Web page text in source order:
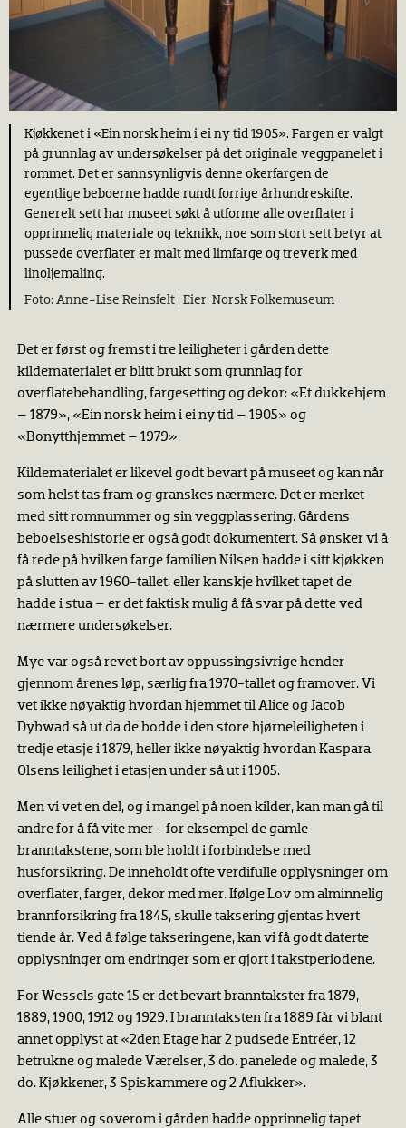
Kjøkkenet i «Ein norsk heim i ei ny tid 1905». Fargen er valgt
på grunnlag av undersøkelser på det originale veggpanelet i
rommet. Det er sannsynligvis denne okerfargen de
egentlige beboerne hadde rundt forrige århundreskifte.
Generelt sett har museet søkt å utforme alle overflater i
opprinnelig materiale og teknikk, noe som stort sett betyr at
pussede overﬂater er malt med limfarge og treverk med
linoljemaling.
Anne-Lise Reinsfelt |
Norsk Folkemuseum
Det er først og fremst i tre leiligheter i gården dette
kildematerialet er blitt brukt som grunnlag for
overflatebehandling, fargesetting og dekor: «Et dukkehjem
– 1879», «Ein norsk heim i ei ny tid – 1905» og
«Bonytthjemmet – 1979».
Kildematerialet er likevel godt bevart på museet og kan når
som helst tas fram og granskes nærmere. Det er merket
med sitt romnummer og sin veggplassering. Gårdens
beboelseshistorie er også godt dokumentert. Så ønsker vi å
få rede på hvilken farge familien Nilsen hadde i sitt kjøkken
på slutten av 1960-tallet, eller kanskje hvilket tapet de
hadde i stua – er det faktisk mulig å få svar på dette ved
nærmere undersøkelser.
Mye var også revet bort av oppussingsivrige hender
gjennom årenes løp, særlig fra 1970-tallet og framover. Vi
vet ikke nøyaktig hvordan hjemmet til Alice og Jacob
Dybwad så ut da de bodde i den store hjørneleiligheten i
tredje etasje i 1879, heller ikke nøyaktig hvordan Kaspara
Olsens leilighet i etasjen under så ut i 1905.
Men vi vet en del, og i mangel på noen kilder, kan man gå til
andre for å få vite mer − for eksempel de gamle
branntakstene, som ble holdt i forbindelse med
husforsikring. De inneholdt ofte verdifulle opplysninger om
overflater, farger, dekor med mer. Ifølge Lov om alminnelig
brannforsikring fra 1845, skulle taksering gjentas hvert
tiende år. Ved å følge takseringene, kan vi få godt daterte
opplysninger om endringer som er gjort i takstperiodene.
For Wessels gate 15 er det bevart branntakster fra 1879,
1889, 1900, 1912 og 1929. I branntaksten fra 1889 får vi blant
annet opplyst at «2den Etage har 2 pudsede Entréer, 12
betrukne og malede Værelser, 3 do. panelede og malede, 3
do. Kjøkkener, 3 Spiskammere og 2 Aflukker».
Alle stuer og soverom i gården hadde opprinnelig tapet